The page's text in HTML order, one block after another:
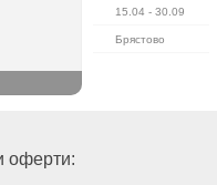
15.04 - 30.09
Брястово
оферти: